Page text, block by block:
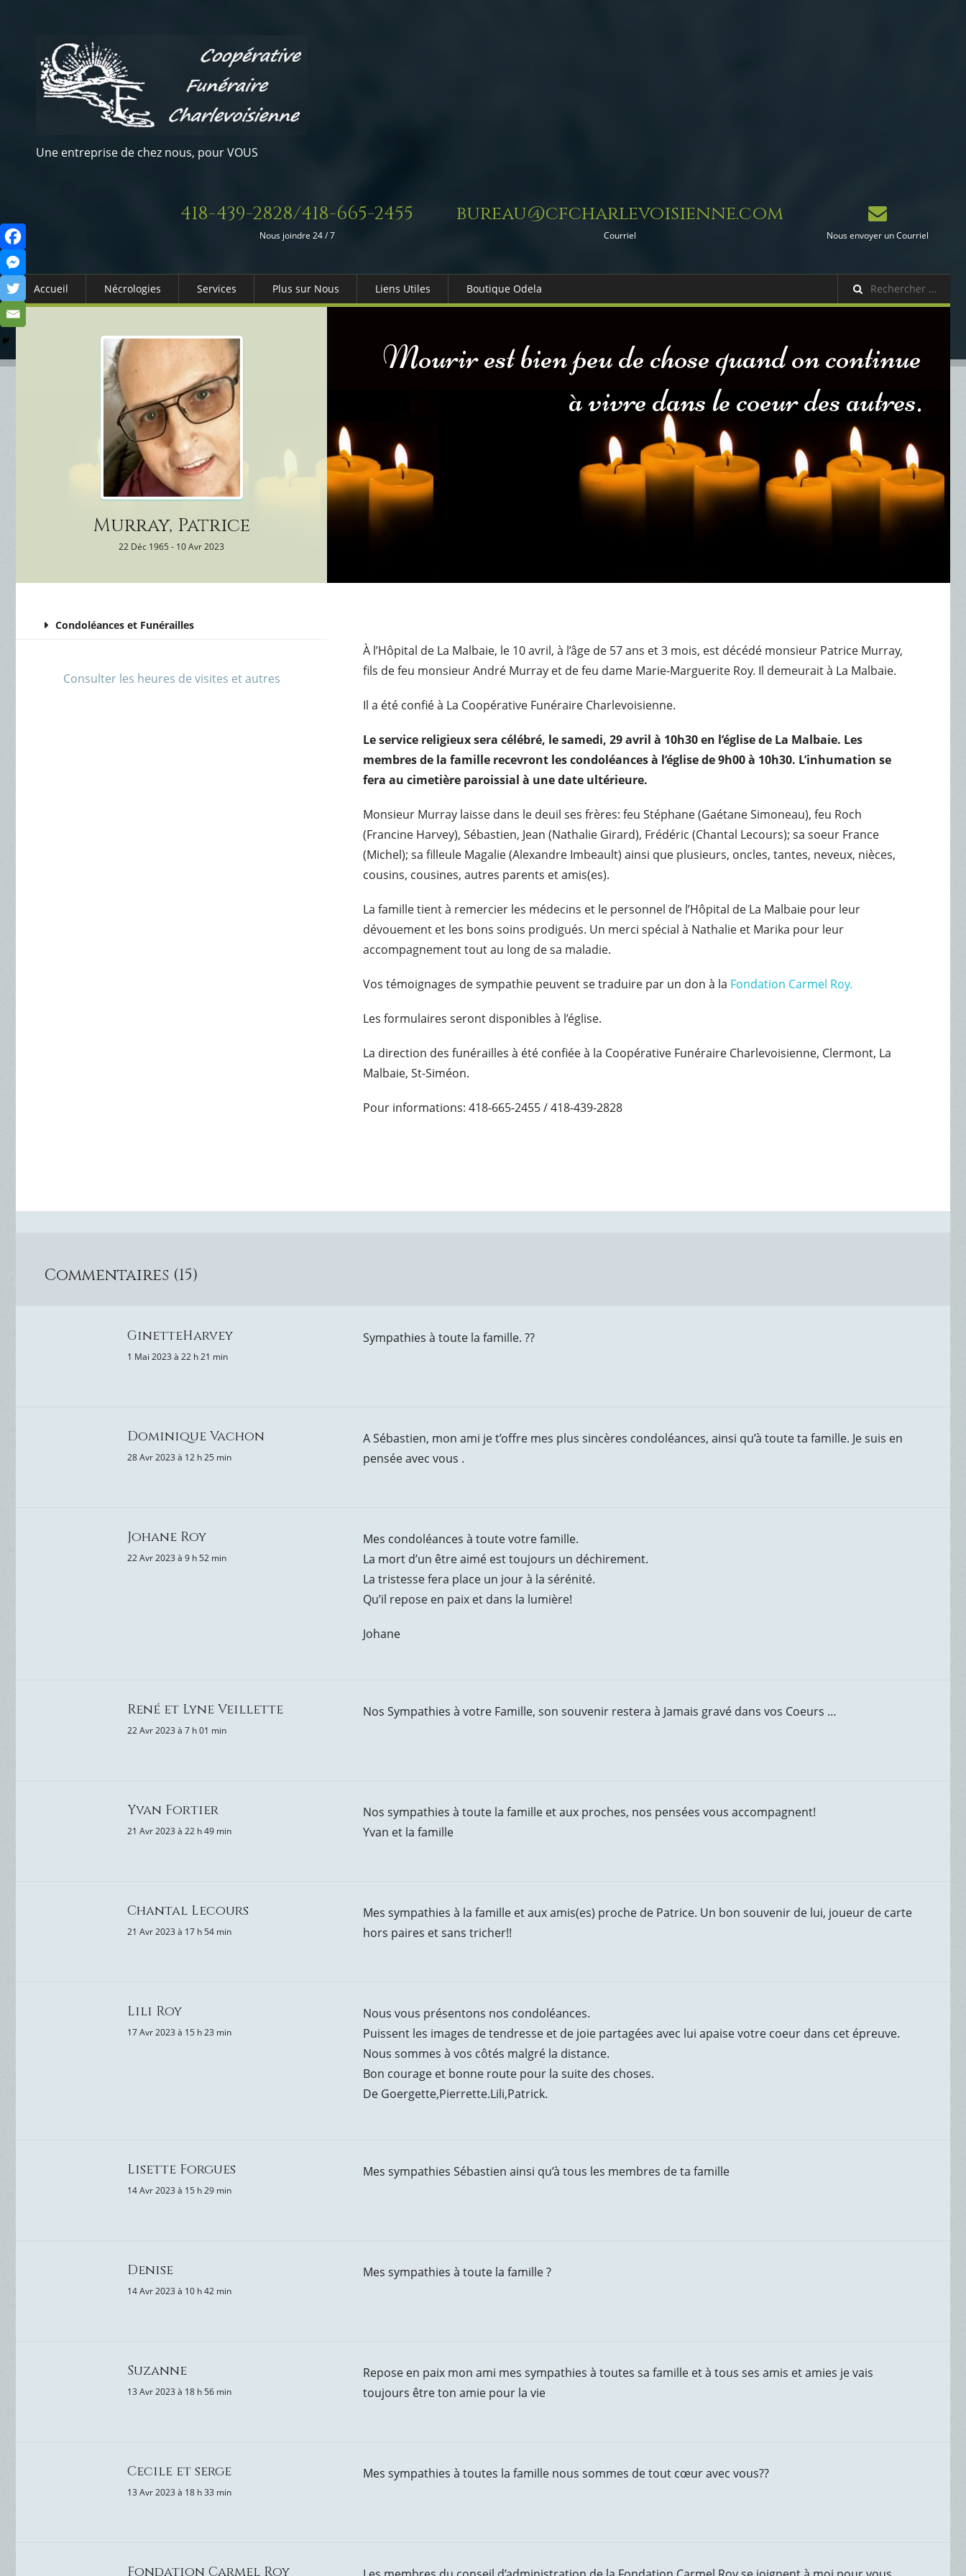
Une entreprise de chez nous, pour VOUS
418-439-2828/418-665-2455
Nous joindre 24 / 7
bureau@cfcharlevoisienne.com
Courriel Nous envoyer un Courriel
Accueil Nécrologies Services
Columbarium
Services Funéraires
Plus sur Nous Liens Utiles
Services Gouv. et Autres
Boutique Odela
Murray, Patrice
22 Déc 1965 - 10 Avr 2023
Mourir est bien peu de chose quand on continue
à vivre dans le coeur des autres.
Condoléances et Funérailles
Consulter les heures de visites et autres
À l’Hôpital de La Malbaie, le 10 avril, à l’âge de 57 ans et 3 mois, est décédé monsieur Patrice Murray,
fils de feu monsieur André Murray et de feu dame Marie-Marguerite Roy. Il demeurait à La Malbaie.
Il a été confié à La Coopérative Funéraire Charlevoisienne.
Le service religieux sera célébré, le samedi, 29 avril à 10h30 en l’église de La Malbaie. Les
membres de la famille recevront les condoléances à l’église de 9h00 à 10h30. L’inhumation se
fera au cimetière paroissial à une date ultérieure.
Monsieur Murray laisse dans le deuil ses frères: feu Stéphane (Gaétane Simoneau), feu Roch
(Francine Harvey), Sébastien, Jean (Nathalie Girard), Frédéric (Chantal Lecours); sa soeur France
(Michel); sa filleule Magalie (Alexandre Imbeault) ainsi que plusieurs, oncles, tantes, neveux, nièces,
cousins, cousines, autres parents et amis(es).
La famille tient à remercier les médecins et le personnel de l’Hôpital de La Malbaie pour leur
dévouement et les bons soins prodigués. Un merci spécial à Nathalie et Marika pour leur
accompagnement tout au long de sa maladie.
Vos témoignages de sympathie peuvent se traduire par un don à la Fondation Carmel Roy.
Les formulaires seront disponibles à l’église.
La direction des funérailles à été confiée à la Coopérative Funéraire Charlevoisienne, Clermont, La
Malbaie, St-Siméon.
Pour informations: 418-665-2455 / 418-439-2828
Commentaires (15)
GinetteHarvey
1 Mai 2023 à 22 h 21 min
Sympathies à toute la famille. ??
Dominique Vachon
28 Avr 2023 à 12 h 25 min
A Sébastien, mon ami je t’offre mes plus sincères condoléances, ainsi qu’à toute ta famille. Je suis en
pensée avec vous .
Johane Roy
22 Avr 2023 à 9 h 52 min
Mes condoléances à toute votre famille.
La mort d’un être aimé est toujours un déchirement.
La tristesse fera place un jour à la sérénité.
Qu’il repose en paix et dans la lumière!
Johane
René et Lyne Veillette
22 Avr 2023 à 7 h 01 min
Nos Sympathies à votre Famille, son souvenir restera à Jamais gravé dans vos Coeurs …
Yvan Fortier
21 Avr 2023 à 22 h 49 min
Nos sympathies à toute la famille et aux proches, nos pensées vous accompagnent!
Yvan et la famille
Chantal Lecours
21 Avr 2023 à 17 h 54 min
Mes sympathies à la famille et aux amis(es) proche de Patrice. Un bon souvenir de lui, joueur de carte
hors paires et sans tricher!!
Lili Roy
17 Avr 2023 à 15 h 23 min
Nous vous présentons nos condoléances.
Puissent les images de tendresse et de joie partagées avec lui apaise votre coeur dans cet épreuve.
Nous sommes à vos côtés malgré la distance.
Bon courage et bonne route pour la suite des choses.
De Goergette,Pierrette.Lili,Patrick.
Lisette Forgues
14 Avr 2023 à 15 h 29 min
Mes sympathies Sébastien ainsi qu’à tous les membres de ta famille
Denise
14 Avr 2023 à 10 h 42 min
Mes sympathies à toute la famille ?
Suzanne
13 Avr 2023 à 18 h 56 min
Repose en paix mon ami mes sympathies à toutes sa famille et à tous ses amis et amies je vais
toujours être ton amie pour la vie
Cecile et serge
13 Avr 2023 à 18 h 33 min
Mes sympathies à toutes la famille nous sommes de tout cœur avec vous??
Fondation Carmel Roy